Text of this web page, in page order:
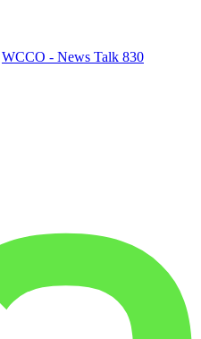
WCCO - News Talk 830